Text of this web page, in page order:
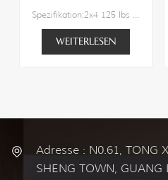
Spezifikation:2x4 125 lbs Taschentür-Hardware-RahmensatzVorschlag für die Türbreite: 24"/28"/30"/32"/36"/42"/48"Vorschlag für die Türhöhe: 80"/ 84"/ 96"/108"Vorschlag für die Türstärke: 1" bis 1-3/4"Wandstrukturstärke: 3-1/2" (2x4) MinTaschentürrahmen-Kit in handelsüblicher QualitätOptional: Soft-Close-Kit/Konvergenz-Kit/1 3/4"-Adapter-Kit
WEITERLESEN
Adresse : N0.61, TONG
SHENG TOWN, GUANG